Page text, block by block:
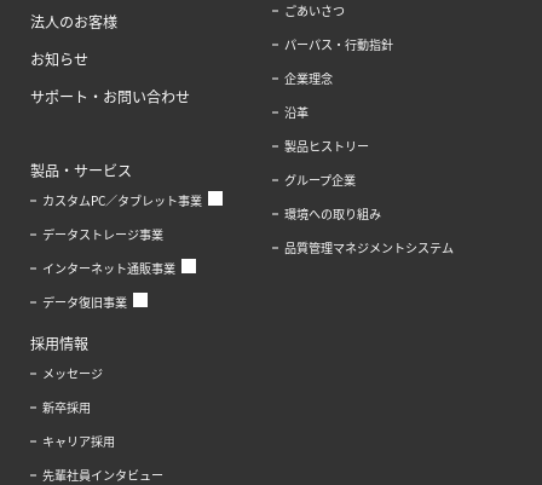
法人のお客様
お知らせ
サポート・お問い合わせ
製品・サービス
カスタムPC／タブレット事業
データストレージ事業
インターネット通販事業
データ復旧事業
ごあいさつ
パーパス・行動指針
企業理念
沿革
製品ヒストリー
グループ企業
環境への取り組み
品質管理マネジメントシステム
採用情報
メッセージ
新卒採用
キャリア採用
先輩社員インタビュー